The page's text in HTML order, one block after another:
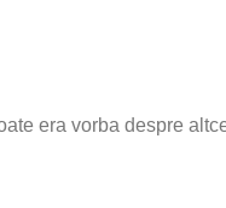
era vorba despre